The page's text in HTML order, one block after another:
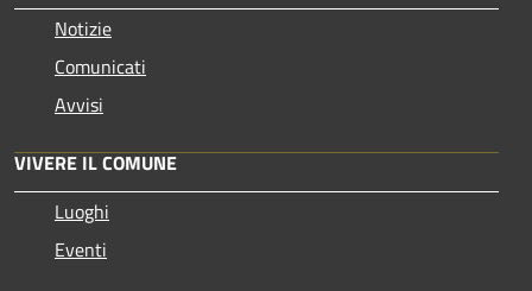
Notizie
Comunicati
Avvisi
VIVERE IL COMUNE
Luoghi
Eventi